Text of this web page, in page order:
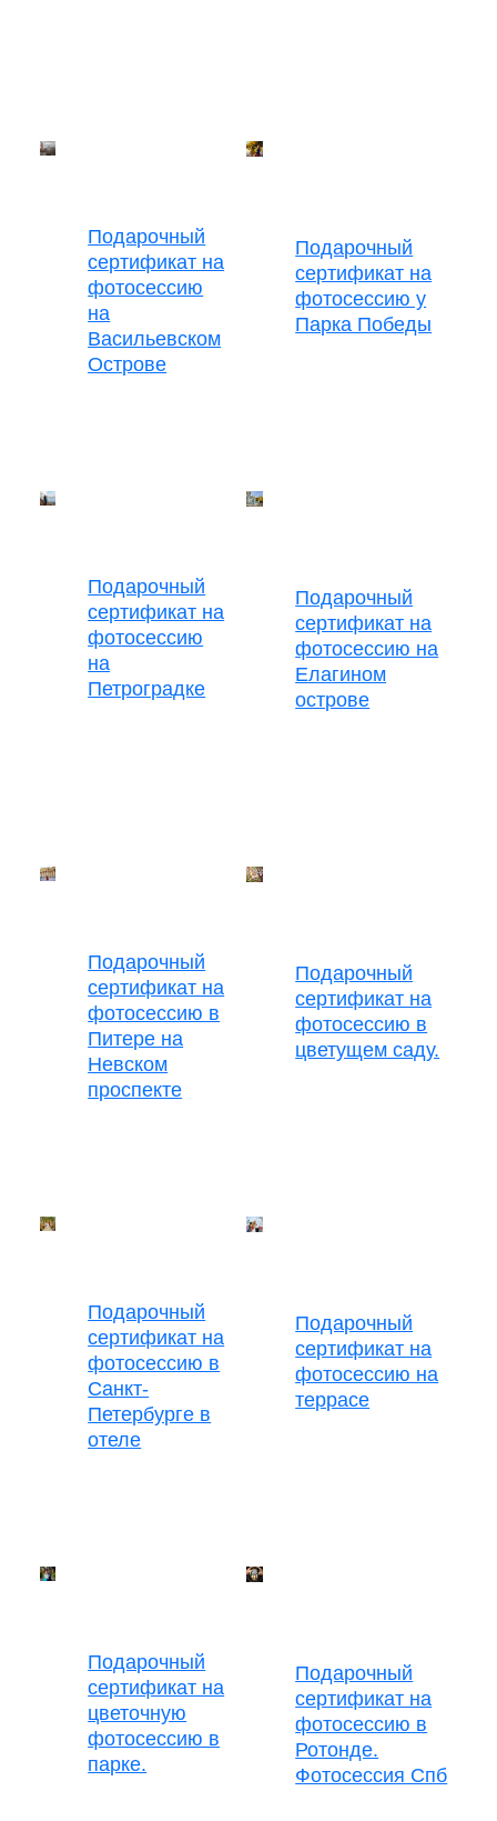
Подарочный
сертификат на
фотосессию
на
Васильевском
Острове
Подарочный
сертификат на
фотосессию у
Парка Победы
Подарочный
сертификат на
фотосессию
на
Петроградке
Подарочный
сертификат на
фотосессию на
Елагином
острове
Подарочный
сертификат на
фотосессию в
Питере на
Невском
проспекте
Подарочный
сертификат на
фотосессию в
цветущем саду.
Подарочный
сертификат на
фотосессию в
Санкт-
Петербурге в
отеле
Подарочный
сертификат на
фотосессию на
террасе
Подарочный
сертификат на
цветочную
фотосессию в
парке.
Подарочный
сертификат на
фотосессию в
Ротонде.
Фотосессия Спб